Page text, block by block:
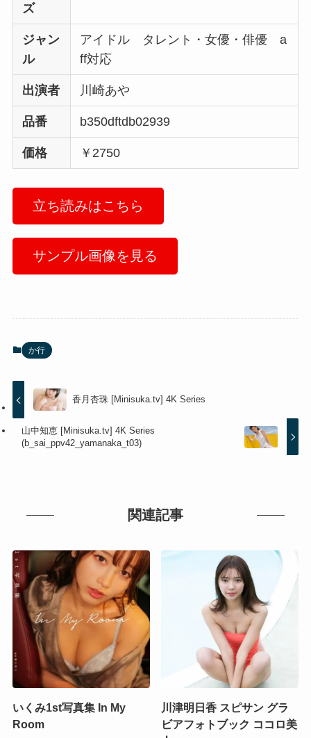
ズ
ジャン
ル
アイドル タレント・女優・俳優 a
ff対応
出演者 川崎あや
品番 b350dftdb02939
価格 ￥2750
立ち読みはこちら
サンプル画像を見る
か行
香月杏珠 [Minisuka.tv] 4K Series
山中知恵 [Minisuka.tv] 4K Series
(b_sai_ppv42_yamanaka_t03)
関連記事
いくみ1st写真集 In My
Room
川津明日香 スピサン グラ
ビアフォトブック ココロ美